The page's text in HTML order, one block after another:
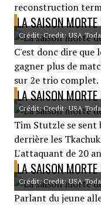
reconstruction
LA SAISON MORTE
Crédit: Credit: USA
C'est donc dire que
gagner plus de
sur 2e trio complet.
LA SAISON MORTE
Crédit: Credit: USA
Tim Stutzle se sent
derrière les
L'attaquant de 20
LA SAISON MORTE
Crédit: Credit: USA
Parlant du jeune